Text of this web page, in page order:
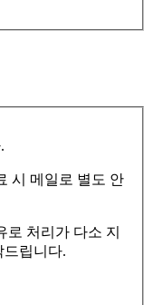
시 메일로 별도 안
처리가 다소 지
드립니다.